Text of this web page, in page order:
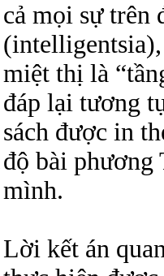
cả mọi sự trên
miệt thị là
đáp lại tương
sách được in
độ bài phương
mình.
Lời kết án